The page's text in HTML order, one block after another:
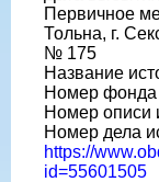
Первичное
Тольна, г.
№ 175
Название
Номер фонда
Номер описи
Номер дела
https://
id=55601505